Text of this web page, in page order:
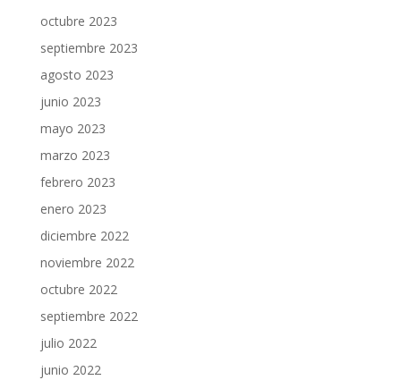
octubre 2023
septiembre 2023
agosto 2023
junio 2023
mayo 2023
marzo 2023
febrero 2023
enero 2023
diciembre 2022
noviembre 2022
octubre 2022
septiembre 2022
julio 2022
junio 2022